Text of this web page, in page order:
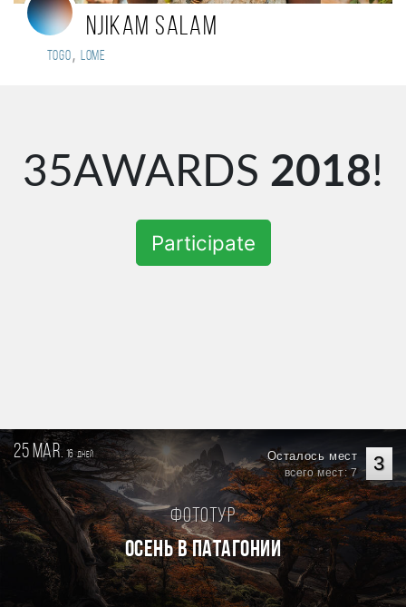
njikam salam
Togo, Lome
35AWARDS 2018!
Participate
25 mar. 16дней 3
Осталось мест
всего мест: 7
Фототур
Осень в Патагонии